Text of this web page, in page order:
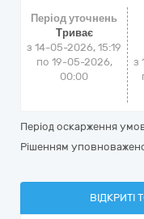
Період уточнень
Триває
з 14-05-2026, 15:19
по 19-05-2026,
00:00
з
Період оскарження
Рішенням